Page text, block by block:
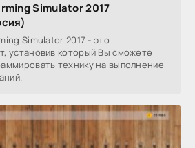
Simulator 2017
Simulator 2017 - это
установив который Вы сможете
технику на выполнение